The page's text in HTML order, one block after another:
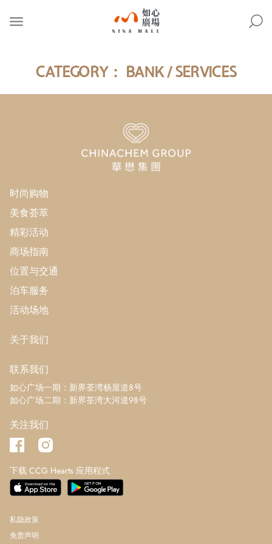
CATEGORY： BANK / SERVICES
时尚购物
美食荟萃
精彩活动
商场指南
位置与交通
泊车服务
活动场地
关于我们
联系我们
如心广场一期：新界荃湾杨屋道8号
如心广场二期：新界荃湾大河道98号
关注我们
下载 CCG Hearts 应用程式
私隐政策
免责声明